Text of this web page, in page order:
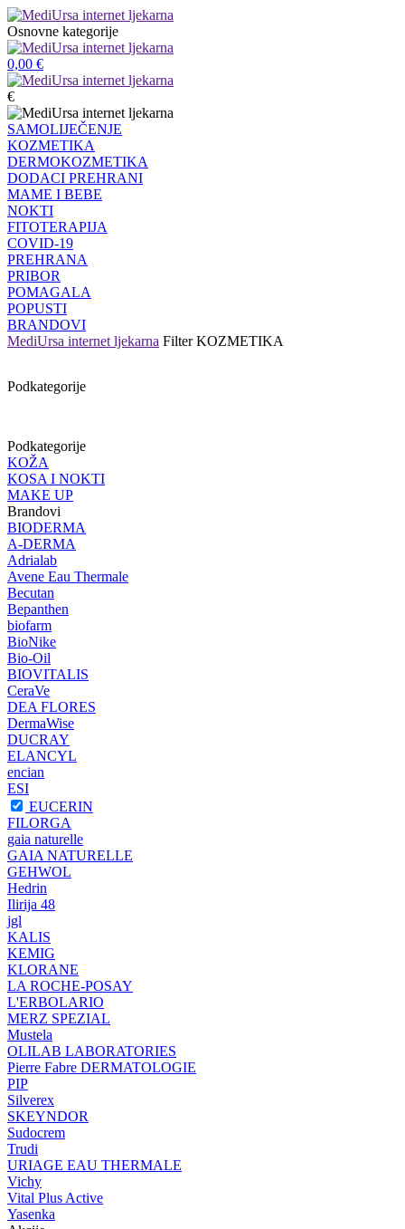
Osnovne kategorije
0,00 €
€
SAMOLIJEČENJE
KOZMETIKA
DERMOKOZMETIKA
DODACI PREHRANI
MAME I BEBE
NOKTI
FITOTERAPIJA
COVID-19
PREHRANA
PRIBOR
POMAGALA
POPUSTI
BRANDOVI
MediUrsa internet ljekarna Filter KOZMETIKA
Podkategorije
Podkategorije
KOŽA
KOSA I NOKTI
MAKE UP
Brandovi
BIODERMA
A-DERMA
Adrialab
Avene Eau Thermale
Becutan
Bepanthen
biofarm
BioNike
Bio-Oil
BIOVITALIS
CeraVe
DEA FLORES
DermaWise
DUCRAY
ELANCYL
encian
ESI
EUCERIN
FILORGA
gaia naturelle
GAIA NATURELLE
GEHWOL
Hedrin
Ilirija 48
jgl
KALIS
KEMIG
KLORANE
LA ROCHE-POSAY
L'ERBOLARIO
MERZ SPEZIAL
Mustela
OLILAB LABORATORIES
Pierre Fabre DERMATOLOGIE
PIP
Silverex
SKEYNDOR
Sudocrem
Trudi
URIAGE EAU THERMALE
Vichy
Vital Plus Active
Yasenka